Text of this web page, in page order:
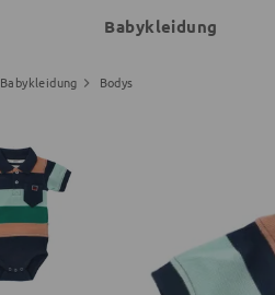
Babykleidung
Babykleidung Bodys